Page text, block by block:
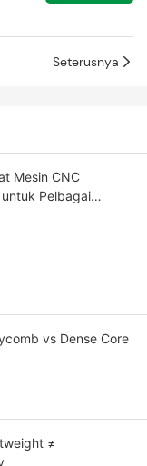
Seterusnya
Mesin CNC
Pelbagai
vs Dense Core
≠